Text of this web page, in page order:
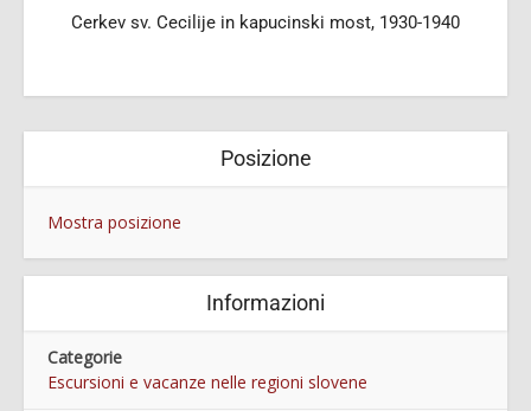
Cerkev sv. Cecilije in kapucinski most, 1930-1940
Posizione
Mostra posizione
Informazioni
Categorie
Escursioni e vacanze nelle regioni slovene